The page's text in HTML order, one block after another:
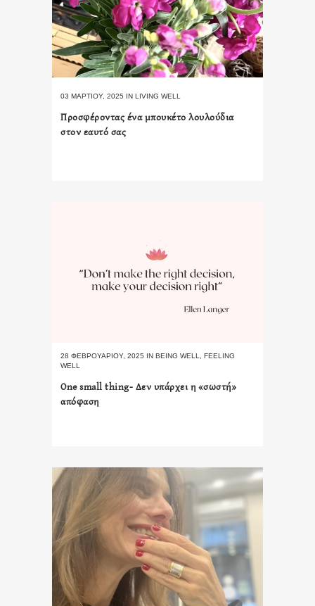
03 ΜΑΡΤΊΟΥ, 2025 IN LIVING WELL
Προσφέροντας ένα μπουκέτο λουλούδια
στον εαυτό σας
28 ΦΕΒΡΟΥΑΡΊΟΥ, 2025 IN BEING WELL
FEELING
WELL
One small thing- Δεν υπάρχει η «σωστή»
απόφαση